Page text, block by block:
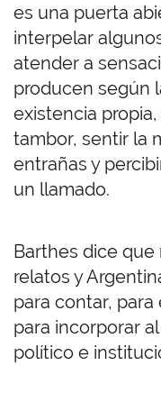
es una puerta
interpelar
atender a
producen según
existencia
tambor, sentir la
entrañas y
un llamado.
Barthes dice
relatos y
para contar,
para incorporar
político e